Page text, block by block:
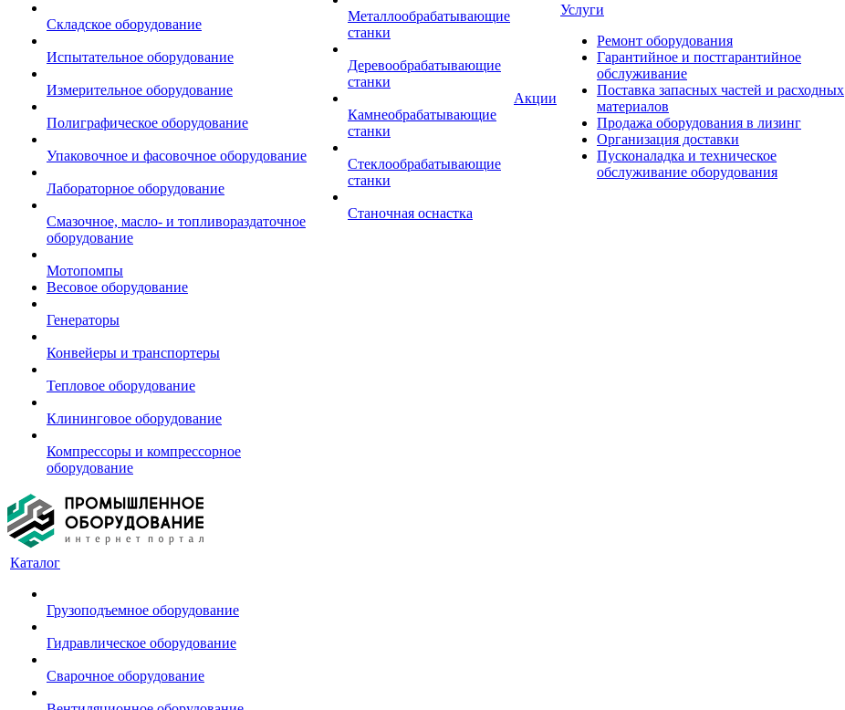
Складское оборудование
Испытательное оборудование
Измерительное оборудование
Полиграфическое оборудование
Упаковочное и фасовочное оборудование
Лабораторное оборудование
Смазочное, масло- и топливораздаточное
оборудование
Мотопомпы
Весовое оборудование
Генераторы
Конвейеры и транспортеры
Тепловое оборудование
Клининговое оборудование
Компрессоры и компрессорное
оборудование
Металлообрабатывающие
станки
Деревообрабатывающие
станки
Камнеобрабатывающие
станки
Стеклообрабатывающие
станки
Станочная оснастка
Акции
Услуги
Ремонт оборудования
Гарантийное и постгарантийное
обслуживание
Поставка запасных частей и расходных
материалов
Продажа оборудования в лизинг
Организация доставки
Пусконаладка и техническое
обслуживание оборудования
Каталог
Грузоподъемное оборудование
Гидравлическое оборудование
Сварочное оборудование